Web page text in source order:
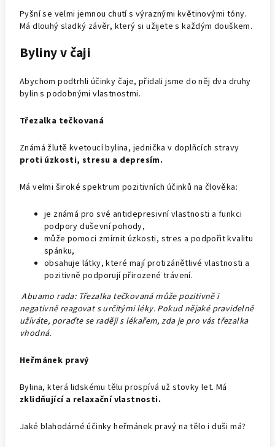
Pyšní se velmi jemnou chutí s výraznými květinovými tóny.
Má dlouhý sladký závěr, který si užijete s každým douškem.
Byliny v čaji
Abychom podtrhli účinky čaje, přidali jsme do něj dva druhy
bylin s podobnými vlastnostmi.
Třezalka tečkovaná
Známá žlutě kvetoucí bylina, jednička v doplňcích stravy
proti úzkosti, stresu a depresím.
Má velmi široké spektrum pozitivních účinků na člověka:
je známá pro své antidepresivní vlastnosti a funkci
podpory duševní pohody,
může pomoci zmírnit úzkosti, stres a podpořit kvalitu
spánku,
obsahuje látky, které mají protizánětlivé vlastnosti a
pozitivně podporují přirozené trávení.
Abuamo rada: Třezalka tečkovaná může pozitivně i
negativně reagovat s určitými léky. Pokud nějaké pravidelně
užíváte, poraďte se raději s lékařem, zda je pro vás třezalka
vhodná.
Heřmánek pravý
Bylina, která lidskému tělu prospívá už stovky let. Má
zklidňující a relaxační vlastnosti.
Jaké blahodárné účinky heřmánek pravý na tělo i duši má?